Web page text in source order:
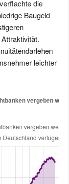
die
Baugeld
leichter